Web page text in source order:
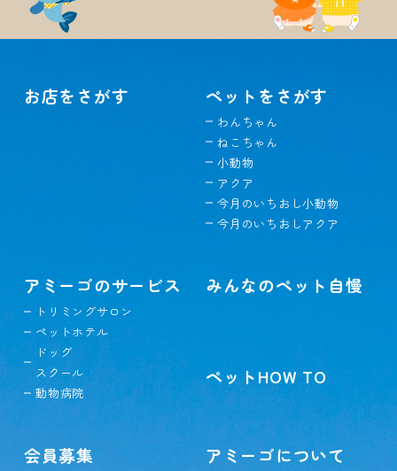
お店をさがす ペットをさがす
わんちゃん
ねこちゃん
小動物
アクア
今月のいちおし小動物
今月のいちおしアクア
アミーゴのサービス
トリミングサロン
ペットホテル
ドッグ
スクール
動物病院
みんなのペット自慢
ペットHOW TO
会員募集 アミーゴについて